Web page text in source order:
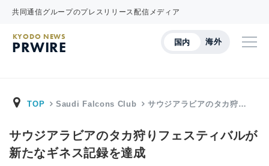
共同通信グループのプレスリリース配信メディア
国内 海外
KYODO NEWS
PRWIRE
TOP Saudi Falcons Club サウジアラビアのタカ狩…
サウジアラビアのタカ狩りフェスティバルが
新たなギネス記録を達成